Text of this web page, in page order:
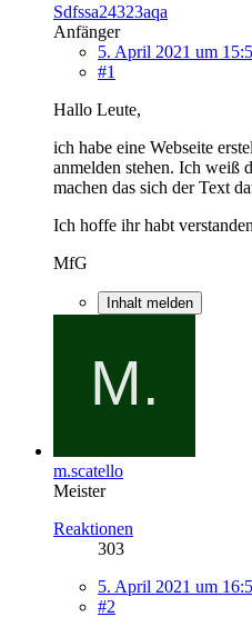
Sdfssa24323aqa
Anfänger
5. April 2021 um
#1
Hallo Leute,
ich habe eine Webseite
anmelden stehen. Ich weiß
machen das sich der Text
Ich hoffe ihr habt
MfG
Inhalt melden
m.scatello
Meister
Reaktionen
303
5. April 2021 um
#2